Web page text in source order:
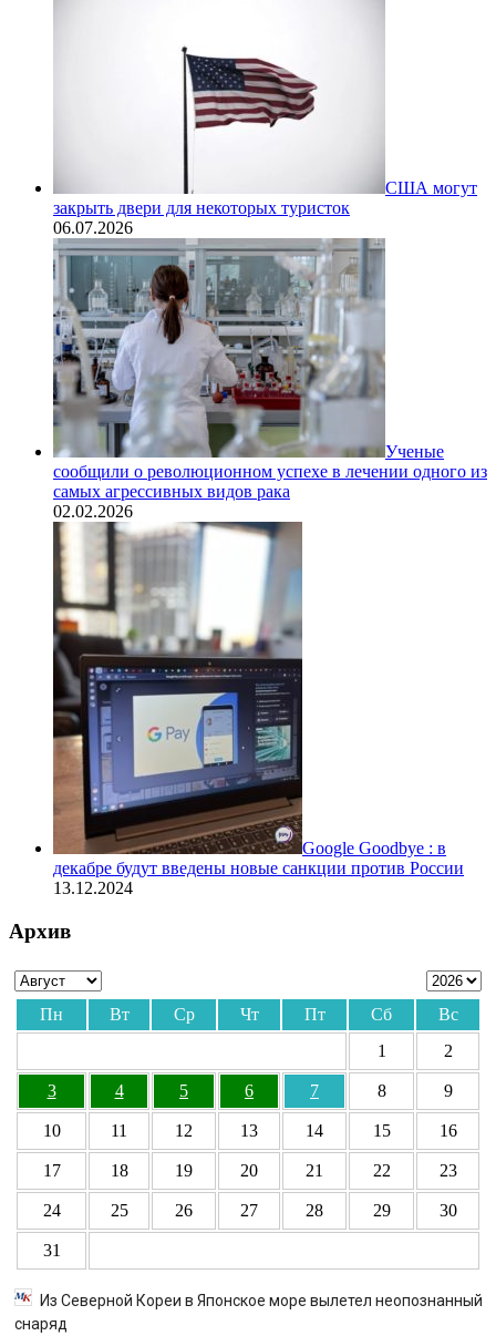
США могут
закрыть двери для некоторых туристок
06.07.2026
Ученые
сообщили о революционном успехе в лечении одного из
самых агрессивных видов рака
02.02.2026
Google Goodbye : в
декабре будут введены новые санкции против России
13.12.2024
Архив
Пн Вт Ср Чт Пт Сб
Вс
1
2
3 4 5 6 7 8 9
10 11 12 13 14 15 16
17 18 19 20 21 22 23
24 25 26 27 28 29 30
31
Из Северной Кореи в Японское море вылетел неопознанный
снаряд